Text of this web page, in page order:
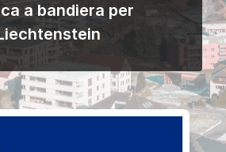
a bandiera per